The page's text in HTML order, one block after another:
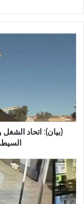
(بيان): اتحاد الشغل